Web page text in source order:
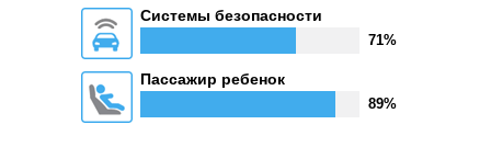
Системы безопасности
71%
Пассажир ребенок
89%